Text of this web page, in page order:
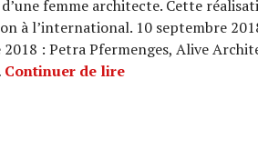
femme architecte. Cette
à l’international. 10 septembre
: Petra Pfermenges, Alive
Continuer de lirePORTRAITS DE